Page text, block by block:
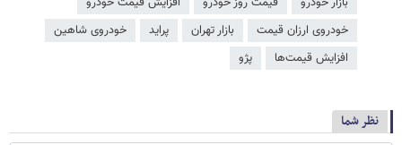
خودروی ارزان قیمت
بازار تهران پراید
خودروی شاهین
افزایش قیمت‌ها
پژو
نظر شما